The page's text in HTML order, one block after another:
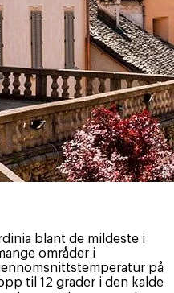
blant de mildeste i
områder i
på
til 12 grader i den kalde